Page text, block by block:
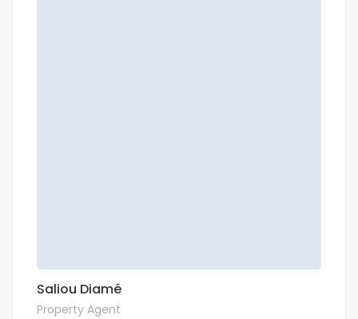
Saliou Diamé
Property Agent